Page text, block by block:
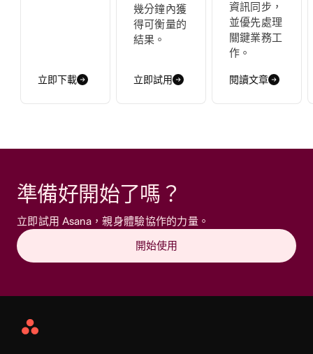
立即下載
幾分鐘內獲
得可衡量的
結果。
立即試用
資訊同步，
並優先處理
關鍵業務工
作。
閱讀文章
準備好開始了嗎？
立即試用 Asana，親身體驗協作的力量。
開始使用
Asana